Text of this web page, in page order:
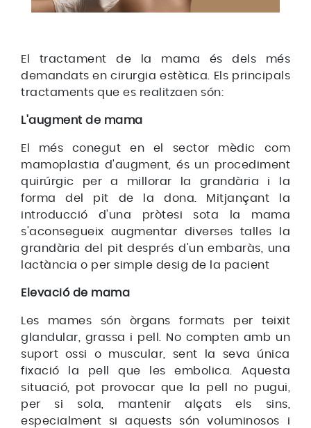
El tractament de la mama és dels més
demandats en cirurgia estètica. Els principals
tractaments que es realitzaen són:
L'augment de mama
El més conegut en el sector mèdic com
mamoplastia d'augment, és un procediment
quirúrgic per a millorar la grandària i la
forma del pit de la dona. Mitjançant la
introducció d'una pròtesi sota la mama
s'aconsegueix augmentar diverses talles la
grandària del pit després d'un embaràs, una
lactància o per simple desig de la pacient
Elevació de mama
Les mames són òrgans formats per teixit
glandular, grassa i pell. No compten amb un
suport ossi o muscular, sent la seva única
fixació la pell que les embolica. Aquesta
situació, pot provocar que la pell no pugui,
per si sola, mantenir alçats els sins,
especialment si aquests són voluminosos i